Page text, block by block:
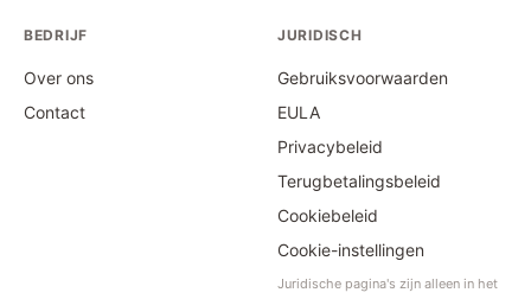
BEDRIJF
Over ons
Contact
JURIDISCH
Gebruiksvoorwaarden
EULA
Privacybeleid
Terugbetalingsbeleid
Cookiebeleid
Cookie-instellingen
Juridische pagina's zijn alleen in het